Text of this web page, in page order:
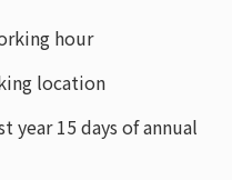
hour
location
year 15 days of annual